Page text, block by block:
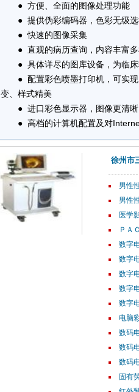
● 方便、全面的图像处理功能
● 提供伪彩编码器，色彩无级选
● 快速的图像采集
● 直观的病历查询，内容丰富多
● 具体详尽的图库设备，为临床
● 配置彩色喷墨打印机，可实现
变、样式精美
● 进口彩色显示器，图像更清晰
● 高档的计算机配置及对
徐州市
男性
男性
医学
ＰＡ
数字
数字
数字
数字
数字
电脑
数码
数码
数码
固有